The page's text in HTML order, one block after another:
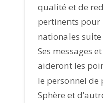
qualité et de
pertinents pour
nationales
Ses messages
aideront les
le personnel
Sphère et